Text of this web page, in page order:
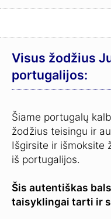
Visus žodžius
portugalijos:
Šiame portugalų
žodžius teisingu ir
Išgirsite ir išmoksite
iš portugalijos.
Šis autentiškas
taisyklingai tarti ir